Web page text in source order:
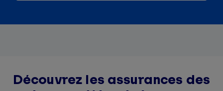
Découvrez les assurances des